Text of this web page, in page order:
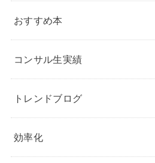
おすすめ本
コンサル生実績
トレンドブログ
効率化